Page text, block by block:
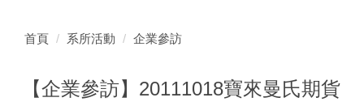
首頁 系所活動 企業參訪
【企業參訪】20111018寶來曼氏期貨